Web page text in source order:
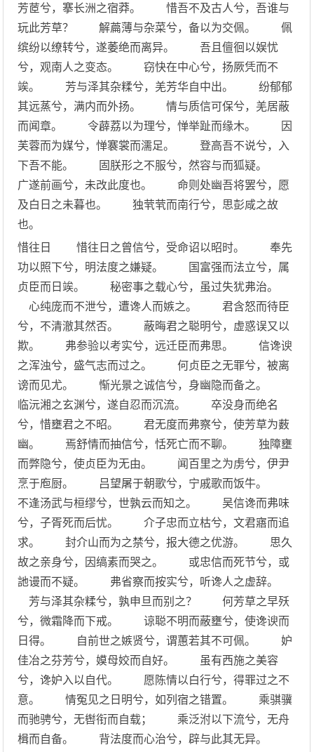
芳茝兮，搴长洲之宿莽。 惜吾不及古人兮，吾谁与
玩此芳草？ 解萹薄与杂菜兮，备以为交佩。 佩
缤纷以缭转兮，遂萎绝而离异。 吾且儃徊以娱忧
兮，观南人之变态。 窃快在中心兮，扬厥凭而不
竢。 芳与泽其杂糅兮，羌芳华自中出。 纷郁郁
其远蒸兮，满内而外扬。 情与质信可保兮，羌居蔽
而闻章。 令薜荔以为理兮，惮举趾而缘木。 因
芙蓉而为媒兮，惮褰裳而濡足。 登高吾不说兮，入
下吾不能。 固朕形之不服兮，然容与而狐疑。
广遂前画兮，未改此度也。 命则处幽吾将罢兮，愿
及白日之未暮也。 独茕茕而南行兮，思彭咸之故
也。
惜往日 惜往日之曾信兮，受命诏以昭时。 奉先
功以照下兮，明法度之嫌疑。 国富强而法立兮，属
贞臣而日竢。 秘密事之载心兮，虽过失犹弗治。
心纯庞而不泄兮，遭谗人而嫉之。 君含怒而待臣
兮，不清澈其然否。 蔽晦君之聪明兮，虚惑误又以
欺。 弗参验以考实兮，远迁臣而弗思。 信谗谀
之浑浊兮，盛气志而过之。 何贞臣之无罪兮，被离
谤而见尤。 惭光景之诚信兮，身幽隐而备之。
临沅湘之玄渊兮，遂自忍而沉流。 卒没身而绝名
兮，惜壅君之不昭。 君无度而弗察兮，使芳草为薮
幽。 焉舒情而抽信兮，恬死亡而不聊。 独障壅
而弊隐兮，使贞臣为无由。 闻百里之为虏兮，伊尹
烹于庖厨。 吕望屠于朝歌兮，宁戚歌而饭牛。
不逢汤武与桓缪兮，世孰云而知之。 吴信谗而弗味
兮，子胥死而后忧。 介子忠而立枯兮，文君寤而追
求。 封介山而为之禁兮，报大德之优游。 思久
故之亲身兮，因缟素而哭之。 或忠信而死节兮，或
訑谩而不疑。 弗省察而按实兮，听谗人之虚辞。
芳与泽其杂糅兮，孰申旦而别之？ 何芳草之早殀
兮，微霜降而下戒。 谅聪不明而蔽壅兮，使谗谀而
日得。 自前世之嫉贤兮，谓蕙若其不可佩。 妒
佳冶之芬芳兮，嫫母姣而自好。 虽有西施之美容
兮，谗妒入以自代。 愿陈情以白行兮，得罪过之不
意。 情冤见之日明兮，如列宿之错置。 乘骐骥
而驰骋兮，无辔衔而自载； 乘泛泭以下流兮，无舟
楫而自备。 背法度而心治兮，辟与此其无异。